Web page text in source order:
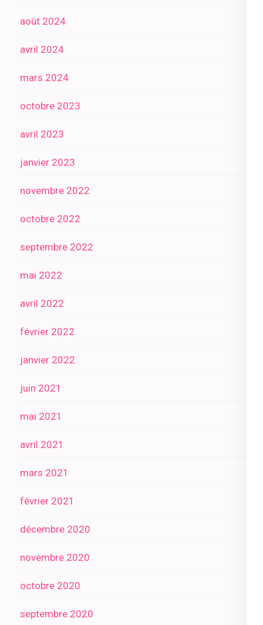
août 2024
avril 2024
mars 2024
octobre 2023
avril 2023
janvier 2023
novembre 2022
octobre 2022
septembre 2022
mai 2022
avril 2022
février 2022
janvier 2022
juin 2021
mai 2021
avril 2021
mars 2021
février 2021
décembre 2020
novembre 2020
octobre 2020
septembre 2020